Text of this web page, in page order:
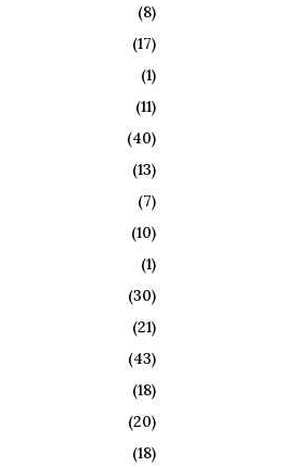
(8)
(17)
(1)
(11)
(40)
(13)
(7)
(10)
(1)
(30)
(21)
(43)
(18)
(20)
(18)